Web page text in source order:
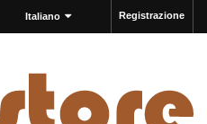
Registrazione
Italiano